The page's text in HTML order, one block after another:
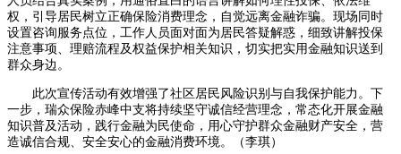
权，引导居民树立正确保险消费理念，自觉远离金融诈骗。现场同时
设置咨询服务点位，工作人员面对面为居民答疑解惑，细致讲解投保
注意事项、理赔流程及权益保护相关知识，切实把实用金融知识送到
群众身边。
此次宣传活动有效增强了社区居民风险识别与自我保护能力。下
一步，瑞众保险赤峰中支将持续坚守诚信经营理念，常态化开展金融
知识普及活动，践行金融为民使命，用心守护群众金融财产安全，营
造诚信合规、安全安心的金融消费环境。（李琪）